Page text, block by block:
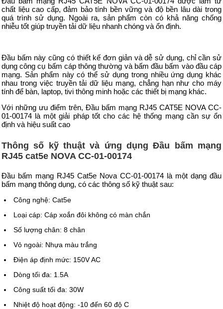
chất liệu cao cấp, đảm bảo tính bền vững và độ bền lâu dài trong
quá trình sử dụng. Ngoài ra, sản phẩm còn có khả năng chống
nhiễu tốt giúp truyền tải dữ liệu nhanh chóng và ổn định.
Đầu bấm này cũng có thiết kế đơn giản và dễ sử dụng, chỉ cần sử
dụng công cụ bấm cáp thông thường và bấm đầu bấm vào đầu cáp
mạng. Sản phẩm này có thể sử dụng trong nhiều ứng dụng khác
nhau trong việc truyền tải dữ liệu mạng, chẳng hạn như cho máy
tính để bàn, laptop, tivi thông minh hoặc các thiết bị mạng khác.
Với những ưu điểm trên, Đầu bấm mạng RJ45 CAT5E NOVA CC-
01-00174 là một giải pháp tốt cho các hệ thống mạng cần sự ổn
định và hiệu suất cao
Thông số kỹ thuật và ứng dụng Đầu bấm mạng
RJ45 cat5e NOVA CC-01-00174
Đầu bấm mạng RJ45 Cat5e Nova CC-01-00174 là một dạng đầu
bấm mạng thông dụng, có các thông số kỹ thuật sau:
Công nghệ: Cat5e
Loại cáp: Cáp xoắn đôi không có màn chắn
Số lượng chân: 8 chân
Vỏ ngoài: Nhựa màu trắng
Điện áp định mức: 150V AC
Dòng tối đa: 1.5A
Công suất tối đa: 30W
Nhiệt độ hoạt động: -10 đến 60 độ C